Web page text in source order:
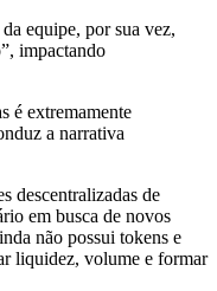
equipe, por sua vez,
impactando
é extremamente
a narrativa
descentralizadas de
em busca de novos
não possui tokens e
liquidez, volume e formar